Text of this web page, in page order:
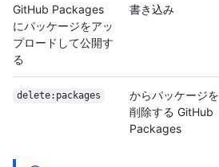
GitHub Packages
にパッケージをアッ
プロードして公開す
る
書き込み
delete:packages
からパッケージを
削除する GitHub
Packages